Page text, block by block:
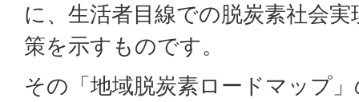
に、生活者目線での脱炭素社会
策を示すものです。
その「地域脱炭素ロードマップ